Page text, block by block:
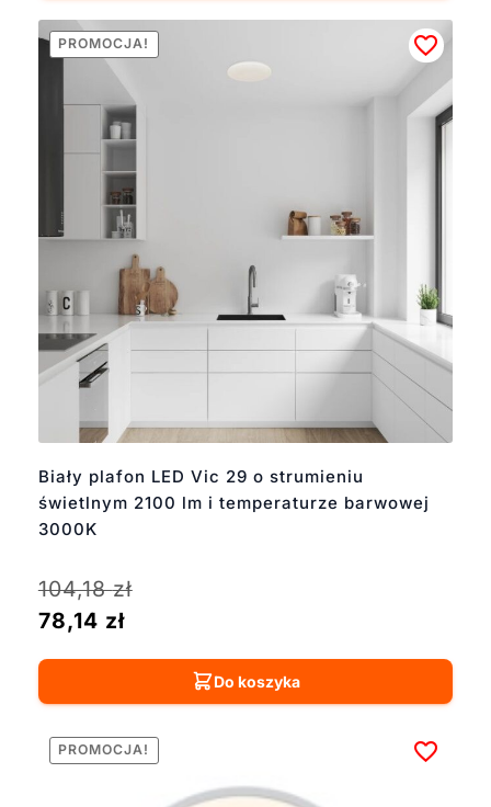
Biały plafon LED Vic 29 o strumieniu
świetlnym 2100 lm i temperaturze barwowej
3000K
PROMOCJA!
104,18zł
78,14 zł
Do koszyka
PROMOCJA!